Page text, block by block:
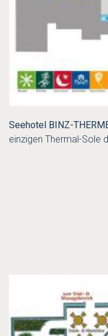
Seehotel BINZ-
einzigen Thermal-Sole